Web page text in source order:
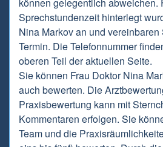
Sprechstundenzeit hinterlegt
Nina Markov an und
Termin. Die Telefonnummer
oberen Teil der aktuellen Seite.
Sie können Frau Doktor Nina
auch bewerten. Die
Praxisbewertung kann mit
Kommentaren erfolgen. Sie
Team und die